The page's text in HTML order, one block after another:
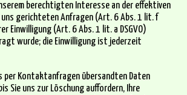
berechtigten Interesse an der effektiven
uns gerichteten Anfragen (Art. 6 Abs. 1 lit. f
Einwilligung (Art. 6 Abs. 1 lit. a DSGVO)
wurde; die Einwilligung ist jederzeit
per Kontaktanfragen übersandten Daten
Sie uns zur Löschung auffordern, Ihre